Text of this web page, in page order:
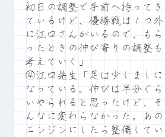
初日の調整で手前へ持ってき
ているけど、優勝戦は１つ外
に江口さんがいるので、もら
ったときの伸び寄りの調整も
考えていく」
④江口晃生「足は少しましに
なっている。伸びは半分ぐら
いやられると思ったけど、そ
んなに変わらなかった。あの
エンジンにしたら整備してい